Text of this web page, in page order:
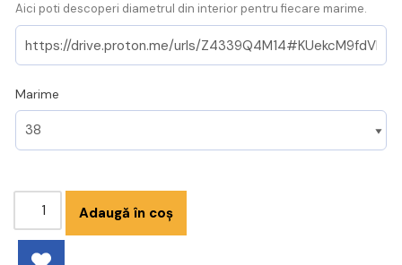
Aici poti descoperi diametrul din interior pentru fiecare marime.
Marime
Adaugă în coș